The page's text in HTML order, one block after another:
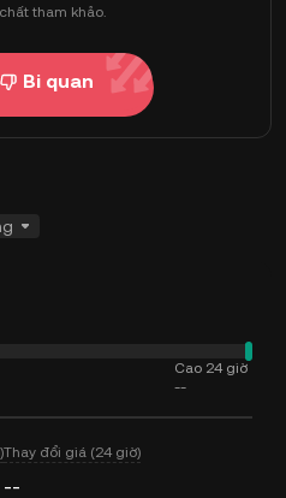
tham khảo.
Bi quan
Cao 24 giờ
--
Thay đổi giá (24 giờ)
--